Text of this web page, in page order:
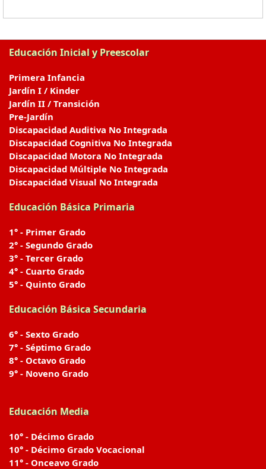
Educación Inicial y Preescolar
Primera Infancia
Jardín I / Kinder
Jardín II / Transición
Pre-Jardín
Discapacidad Auditiva No Integrada
Discapacidad Cognitiva No Integrada
Discapacidad Motora No Integrada
Discapacidad Múltiple No Integrada
Discapacidad Visual No Integrada
Educación Básica Primaria
1° - Primer Grado
2° - Segundo Grado
3° - Tercer Grado
4° - Cuarto Grado
5° - Quinto Grado
Educación Básica Secundaria
6° - Sexto Grado
7° - Séptimo Grado
8° - Octavo Grado
9° - Noveno Grado
Educación Media
10° - Décimo Grado
10° - Décimo Grado Vocacional
11° - Onceavo Grado